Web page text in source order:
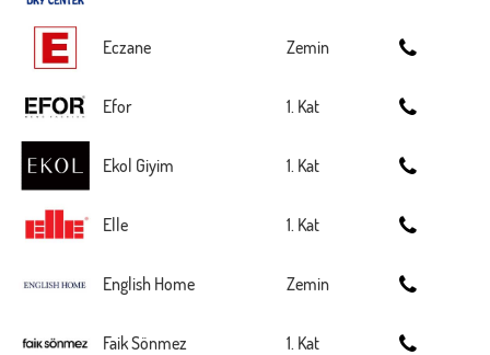
Eczane Zemin
Efor 1. Kat
Ekol Giyim 1. Kat
Elle 1. Kat
English Home Zemin
Faik Sönmez 1. Kat